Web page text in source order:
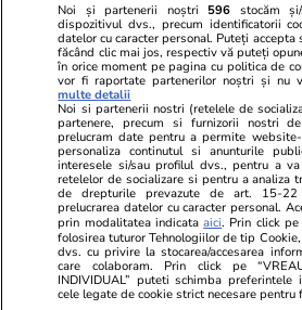
Lifestyle
Un poștaș a adunat pietre
timp de 33 de ani și a
operă de artă care a ajuns să
Noi și partenerii noștri 596 stocăm
dispozitivul dvs., precum identificatorii
datelor cu caracter personal. Puteți
făcând clic mai jos, respectiv vă puteți
în orice moment pe pagina cu politica de
vor fi raportate partenerilor noștri și nu
multe detalii
Noi si partenerii nostri (retelele de
partenere, precum si furnizorii nostri
prelucram date pentru a permite
personaliza continutul si anunturile
interesele si/sau profilul dvs., pentru a
retelelor de socializare si pentru a analiza
de drepturile prevazute de art. 15-
prelucrarea datelor cu caracter personal.
prin modalitatea indicataaici. Prin click pe
folosirea tuturor Tehnologiilor de tip
dvs. cu privire la stocarea/accesarea
care colaboram. Prin click pe
INDIVIDUAL” puteti schimba
cele legate de cookie strict necesare